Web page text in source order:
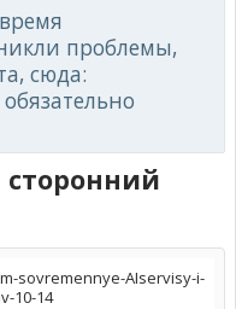
проблемы,
сюда:
sovremennye-AIservisy-i-
10-14